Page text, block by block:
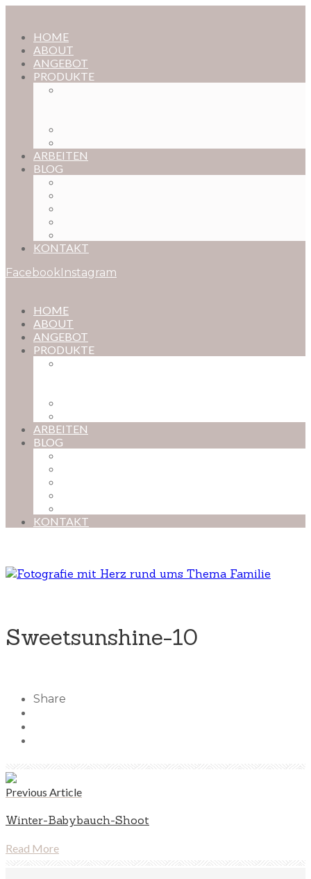
HOME
ABOUT
ANGEBOT
PRODUKTE
ARBEITEN
BLOG
KONTAKT
FacebookInstagram
HOME
ABOUT
ANGEBOT
PRODUKTE
ARBEITEN
BLOG
KONTAKT
Sweetsunshine-10
Share
Previous Article
Winter-Babybauch-Shoot
Read More